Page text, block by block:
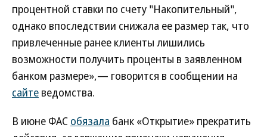
процентной ставки по счету "Накопительный",
однако впоследствии снижала ее размер так, что
привлеченные ранее клиенты лишились
возможности получить проценты в заявленном
банком размере»,— говорится в сообщении на
сайте ведомства.
В июне ФАС обязала банк «Открытие» прекратить